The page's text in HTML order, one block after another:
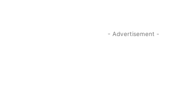
- Advertisement -